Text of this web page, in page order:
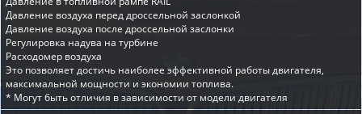
Давление воздуха перед дроссельной заслонкой
Давление воздуха после дроссельной заслонки
Регулировка надува на турбине
Расходомер воздуха
Это позволяет достичь наиболее эффективной работы двигателя,
максимальной мощности и экономии топлива.
* Могут быть отличия в зависимости от модели двигателя